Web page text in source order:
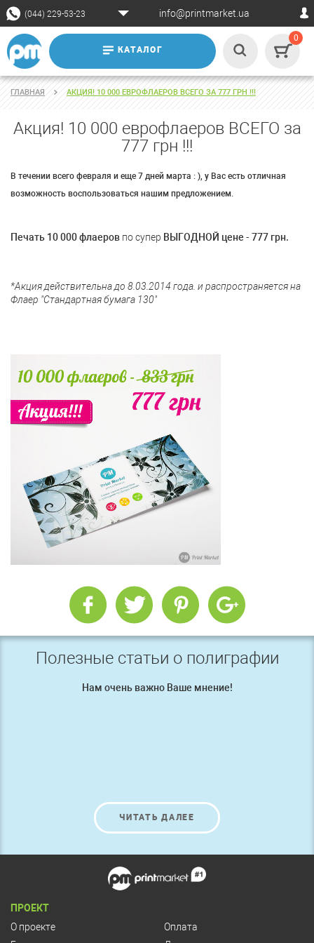
(044) 229-53-23 info@printmarket.ua
КАТАЛОГ
0
ГЛАВНАЯ АКЦИЯ! 10 000 ЕВРОФЛАЕРОВ ВСЕГО ЗА 777 ГРН !!!
Акция! 10 000 еврофлаеров ВСЕГО за
777 грн !!!
В течении всего февраля и еще 7 дней марта : ), у Вас есть отличная
возможность воспользоваться нашим предложением.
Печать 10 000 флаеров по супер ВЫГОДНОЙ цене - 777 грн.
*Акция действительна до 8.03.2014 года. и распространяется на
Флаер "Стандартная бумага 130"
Полезные статьи о полиграфии
Нам очень важно Ваше мнение!
ЧИТАТЬ ДАЛЕЕ
ПРОЕКТ
О проекте
Оплата